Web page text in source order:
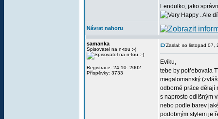
Lendulko, jako
. Ale
Návrat nahoru
samanka
Spisovatel na n-tou :-)
Registrace: 24.10. 2002
Příspěvky: 3733
Zaslal: so listopad 07,
Evíku,
tebe by potřebovala
megalomanský
odborné práce dělají
s naprosto odlišným
nebo podle barev
podobným stylem je